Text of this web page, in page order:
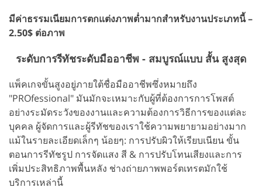
มีค่าธรรมเนียมการตกแต่งภาพต่ำมากสำหรับงานประเภทนี้ –
2.50$ ต่อภาพ
ระดับการรีทัชระดับมืออาชีพ - สมบูรณ์แบบ สั้น สูงสุด
แพ็คเกจขั้นสูงอยู่ภายใต้ชื่อมืออาชีพซึ่งหมายถึง
"PROfessional" มันมักจะเหมาะกับผู้ที่ต้องการการโพสต์
อย่างระมัดระวังของงานและความต้องการวิธีการของแต่ละ
บุคคล ผู้จัดการและผู้รีทัชของเราใช้ความพยายามอย่างมาก
แม้ในรายละเอียดเล็กๆ น้อยๆ: การปรับผิวให้เรียบเนียน ขั้น
ตอนการรีทัชรูป การจัดแสง สี & การปรับโทนเสียงและการ
เพิ่มประสิทธิภาพพื้นหลัง ช่างถ่ายภาพพอร์ตเทรตมักใช้
บริการเหล่านี้